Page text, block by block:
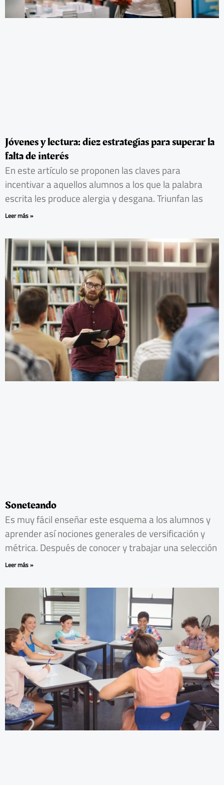
Jóvenes y lectura: diez estrategias para superar la
falta de interés
En este artículo se proponen las claves para
incentivar a aquellos alumnos a los que la palabra
escrita les produce alergia y desgana. Triunfan las
Leer más »
Soneteando
Es muy fácil enseñar este esquema a los alumnos y
aprender así nociones generales de versificación y
métrica. Después de conocer y trabajar una selección
Leer más »